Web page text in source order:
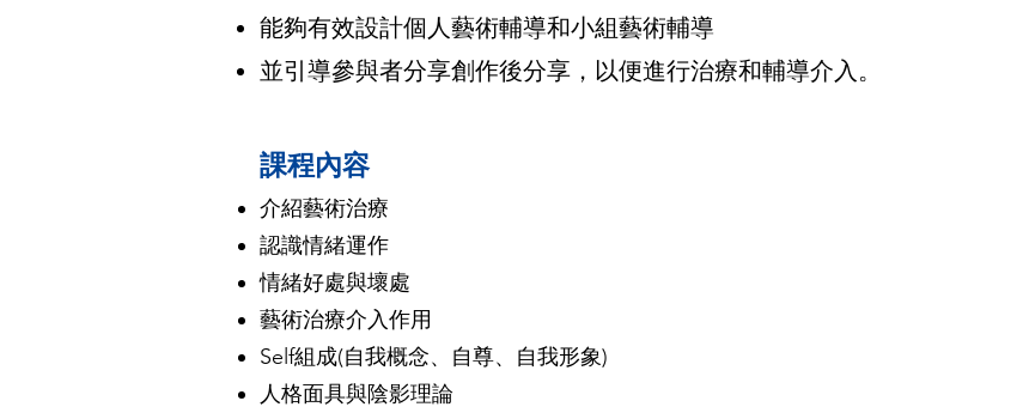
能夠有效設計個人藝術輔導和小組藝術輔導
並引導參與者分享創作後分享，以便進行治療和輔導介入。
課程內容
介紹藝術治療
認識情緒運作
情緒好處與壞處
藝術治療介入作用
Self組成(自我概念、自尊、自我形象)
人格面具與陰影理論